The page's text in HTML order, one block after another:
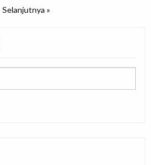
Selanjutnya »